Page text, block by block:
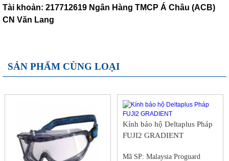
Tài khoản: 217712619 Ngân Hàng TMCP Á Châu (ACB)
CN Văn Lang
SẢN PHẨM CÙNG LOẠI
Kính bảo hộ Deltaplus Pháp
FUJI2 GRADIENT
Mã SP: Malaysia Proguard